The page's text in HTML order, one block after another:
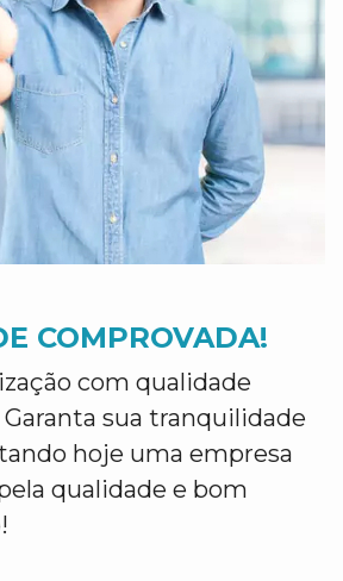
COMPROVADA!
com qualidade
sua tranquilidade
hoje uma empresa
qualidade e bom